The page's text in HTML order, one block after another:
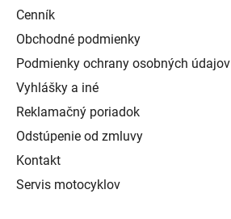
Cenník
Obchodné podmienky
Podmienky ochrany osobných údajov
Vyhlášky a iné
Reklamačný poriadok
Odstúpenie od zmluvy
Kontakt
Servis motocyklov